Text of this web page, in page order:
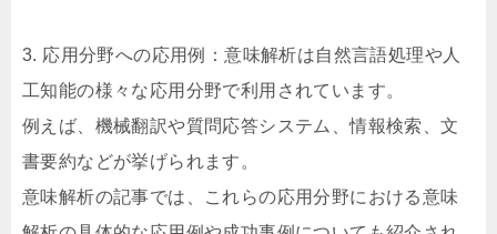
3. 応用分野への応用例：意味解析は自然言語処理や人
工知能の様々な応用分野で利用されています。
例えば、機械翻訳や質問応答システム、情報検索、文
書要約などが挙げられます。
意味解析の記事では、これらの応用分野における意味